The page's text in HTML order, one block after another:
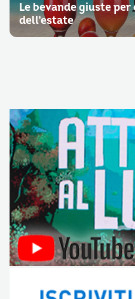
Le bevande giuste
dell’estate